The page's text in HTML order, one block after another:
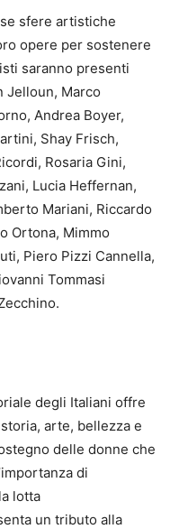
sfere artistiche
opere per sostenere
saranno presenti
Jelloun, Marco
Andrea Boyer,
Shay Frisch,
Rosaria Gini,
Lucia Heffernan,
Mariani, Riccardo
Ortona, Mimmo
Piero Pizzi Cannella,
Tommasi
degli Italiani offre
arte, bellezza e
delle donne che
di
lotta
un tributo alla